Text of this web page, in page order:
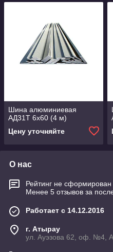
Шина алюминиевая
АД31Т 6х60 (4 м)
Цену уточняйте
О нас
Рейтинг не сформирован
Менее 5 отзывов за
Работает с 14.12.2016
г. Атырау
ул. Ауэзова 62, оф. №4,